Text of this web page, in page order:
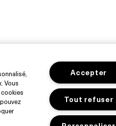
de mes informations personnelles
Vous
Accepter
Tout refuser